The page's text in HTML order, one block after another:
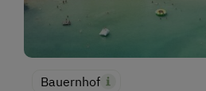
Bauernhof